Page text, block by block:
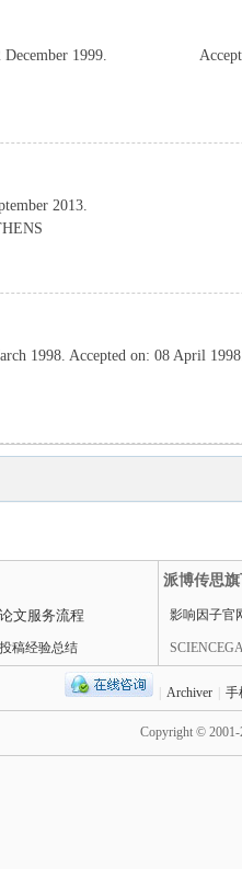
December 1999.
2013.
1998.Accepted on: 08 April
派博传思
论文服务流程 影响因子官
投稿经验总结
Archiver 手
Copyright ©